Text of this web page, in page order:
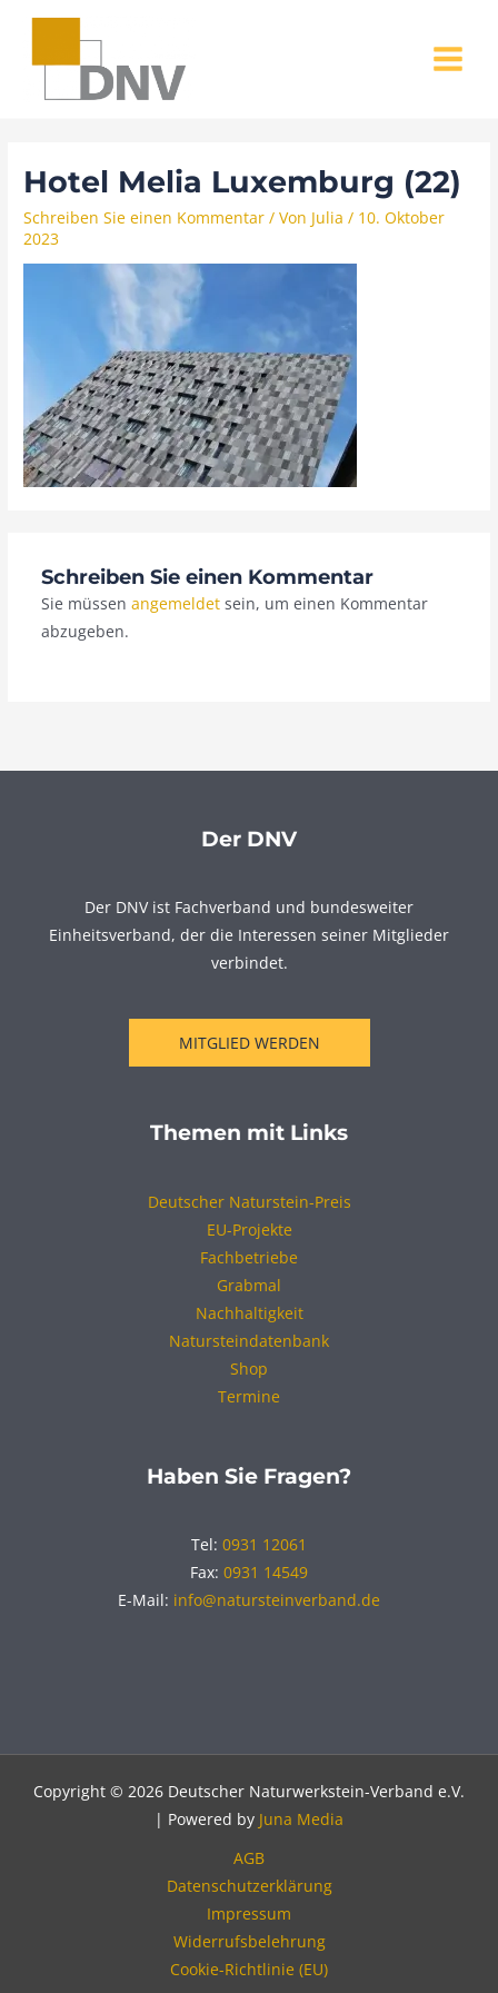
Zum
springen
MENU
Hotel Melia Luxemburg (22)
Schreiben Sie einen Kommentar / Von Julia/ 10. Oktober
2023
Schreiben Sie einen Kommentar
Sie müssen angemeldetsein, um einen Kommentar
abzugeben.
Der DNV
Der DNV ist Fachverband und bundesweiter
Einheitsverband, der die Interessen seiner Mitglieder
verbindet.
MITGLIED WERDEN
Themen mit Links
Deutscher Naturstein-Preis
EU-Projekte
Fachbetriebe
Grabmal
Nachhaltigkeit
Natursteindatenbank
Shop
Termine
Haben Sie Fragen?
Tel: 0931 12061
Fax: 0931 14549
E-Mail: info@natursteinverband.de
Copyright © 2026 Deutscher Naturwerkstein-Verband e.V.
| Powered by Juna Media
AGB
Datenschutzerklärung
Impressum
Widerrufsbelehrung
Cookie-Richtlinie (EU)